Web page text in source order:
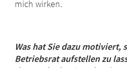
mich wirken.
Was hat Sie dazu motiviert,
Betriebsrat aufstellen zu